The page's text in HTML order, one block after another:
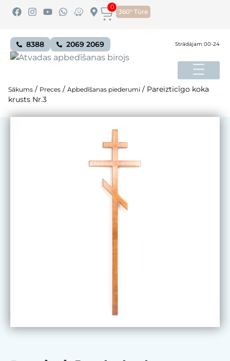
360° Tūre
0
8388 2069 2069 Strādājam 00-24
Sākums / Preces / Apbedīšanas piederumi / Pareizticīgo koka
krusts Nr.3